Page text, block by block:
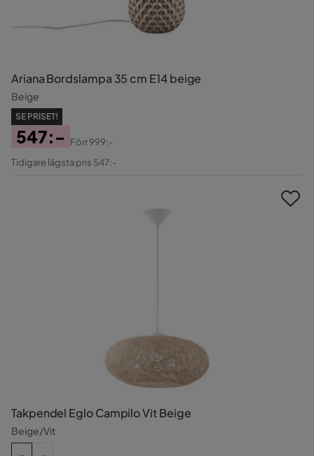
Ariana Bordslampa 35 cm E14 beige
Beige
SE PRISET!
Pris
547:-
Original
Förr999:-
Tidigare lägsta pris 547:-
Takpendel Eglo Campilo Vit Beige
Beige/Vit